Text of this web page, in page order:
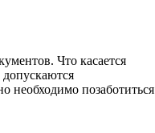
Что касается
необходимо позаботиться